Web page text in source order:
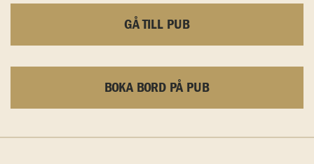
GÅ TILL PUB
BOKA BORD PÅ PUB